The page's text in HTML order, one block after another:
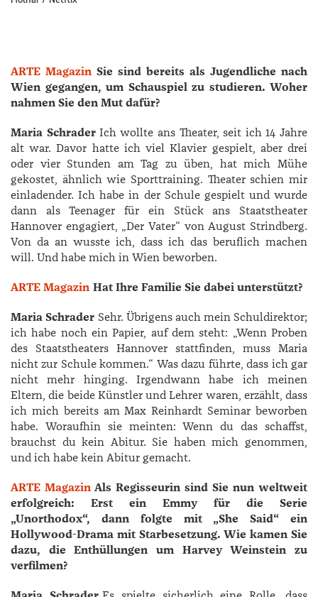
ARTE Magazin Sie sind bereits als Jugendliche nach
Wien gegangen, um Schauspiel zu studieren. Woher
nahmen Sie den Mut dafür?
Maria Schrader Ich wollte ans Theater, seit ich 14 Jahre
alt war. Davor hatte ich viel Klavier gespielt, aber drei
oder vier Stunden am Tag zu üben, hat mich Mühe
gekostet, ähnlich wie Sporttraining. Theater schien mir
einladender. Ich habe in der Schule gespielt und wurde
dann als Teenager für ein Stück ans Staatstheater
Hannover engagiert, „Der Vater“ von ­August ­Strindberg.
Von da an wusste ich, dass ich das beruflich machen
will. Und habe mich in Wien beworben.
ARTE Magazin Hat Ihre Familie Sie dabei unterstützt?
Maria Schrader Sehr. Übrigens auch mein Schuldirektor;
ich habe noch ein Papier, auf dem steht: „Wenn Proben
des Staatstheaters Hannover stattfinden, muss Maria
nicht zur Schule kommen.“ Was dazu führte, dass ich gar
nicht mehr hinging. Irgendwann habe ich meinen
Eltern, die beide Künstler und Lehrer waren, erzählt, dass
ich mich bereits am Max ­Reinhardt Seminar beworben
habe. Woraufhin sie meinten: Wenn du das schaffst,
brauchst du kein Abitur. Sie haben mich genommen,
und ich habe kein Abitur gemacht.
ARTE Magazin Als Regisseurin sind Sie nun weltweit
erfolgreich: Erst ein ­Emmy für die Serie
„Unorthodox“, dann folgte mit „She Said“ ein
Hollywood-Drama mit Starbesetzung. Wie kamen Sie
dazu, die Enthüllungen um ­Harvey ­Weinstein zu
verfilmen?